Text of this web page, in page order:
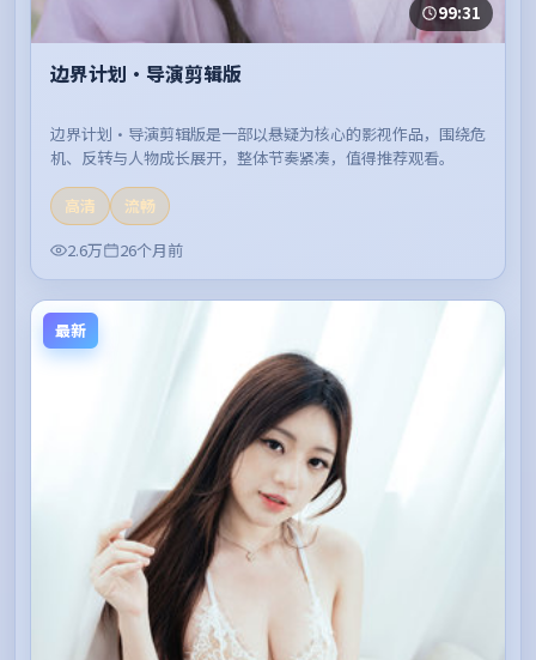
99:31
边界计划·导演剪辑版
边界计划·导演剪辑版是一部以悬疑为核心的影视作品，围绕危
机、反转与人物成长展开，整体节奏紧凑，值得推荐观看。
高清
流畅
2.6万
26个月前
最新